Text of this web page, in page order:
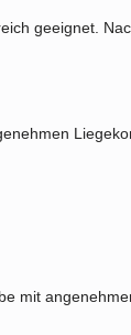
geeignet.
mit